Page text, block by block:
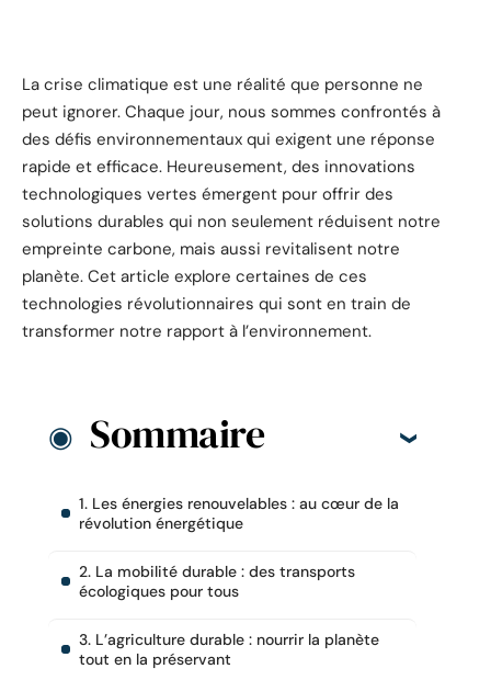
La crise climatique est une réalité que personne ne
peut ignorer. Chaque jour, nous sommes confrontés à
des défis environnementaux qui exigent une réponse
rapide et efficace. Heureusement, des innovations
technologiques vertes émergent pour offrir des
solutions durables qui non seulement réduisent notre
empreinte carbone, mais aussi revitalisent notre
planète. Cet article explore certaines de ces
technologies révolutionnaires qui sont en train de
transformer notre rapport à l’environnement.
Sommaire
1. Les énergies renouvelables : au cœur de la
révolution énergétique
2. La mobilité durable : des transports
écologiques pour tous
3. L’agriculture durable : nourrir la planète
tout en la préservant